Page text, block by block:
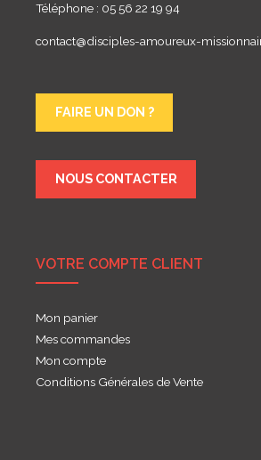
Téléphone : 05 56 22 19 94
contact@disciples-amoureux-
FAIRE UN DON ?
NOUS CONTACTER
VOTRE COMPTE CLIENT
Mon panier
Mes commandes
Mon compte
Conditions Générales de Vente